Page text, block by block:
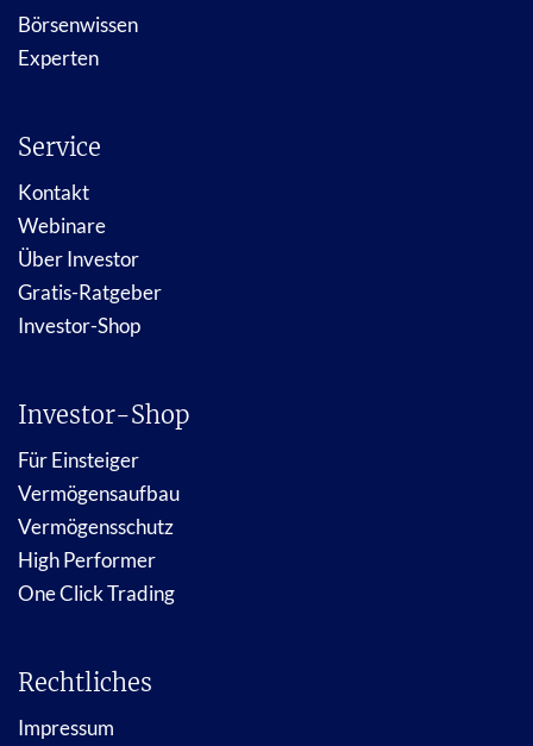
Börsenwissen
Experten
Service
Kontakt
Webinare
Über Investor
Gratis-Ratgeber
Investor-Shop
Investor-Shop
Für Einsteiger
Vermögensaufbau
Vermögensschutz
High Performer
One Click Trading
Rechtliches
Impressum